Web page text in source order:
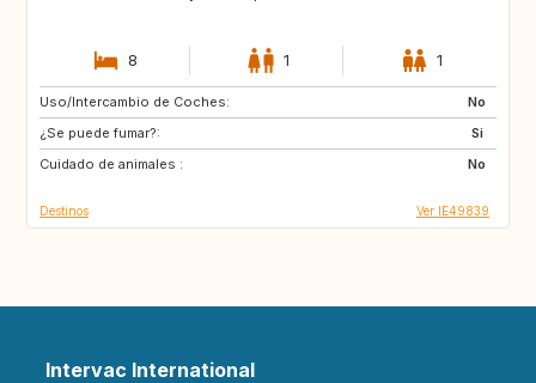
8 1 1
Uso/Intercambio de Coches:
No
¿Se puede fumar?:
Si
Cuidado de animales :
No
ME
GR
SE
Destinos Ver IE49839
Intervac International